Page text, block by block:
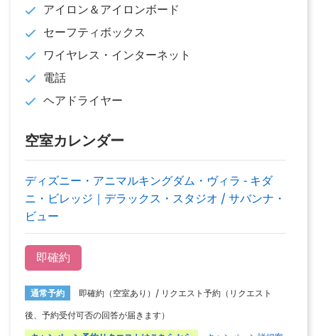
アイロン＆アイロンボード
セーフティボックス
ワイヤレス・インターネット
電話
ヘアドライヤー
空室カレンダー
ディズニー・アニマルキングダム・ヴィラ - キダ
ニ・ビレッジ｜デラックス・スタジオ / サバンナ・
ビュー
即確約
通常予約
即確約（空室あり）/ リクエスト予約（リクエスト
後、予約受付可否の回答が届きます）